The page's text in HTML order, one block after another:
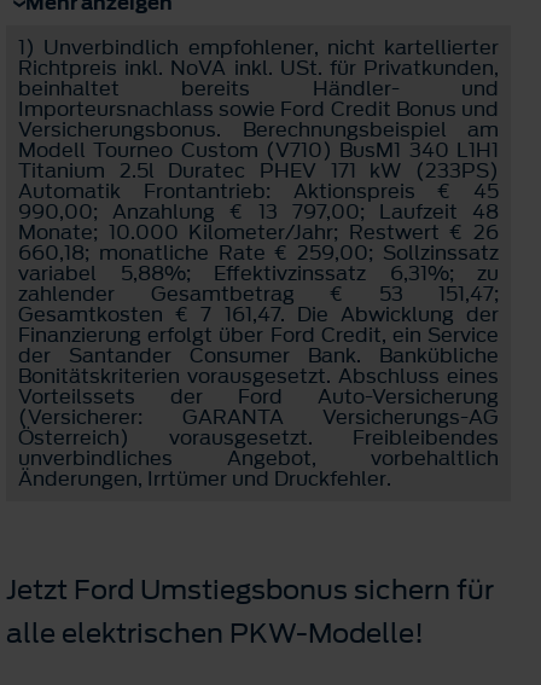
1) Unverbindlich empfohlener, nicht kartellierter
Richtpreis inkl. NoVA inkl. USt. für Privatkunden,
beinhaltet bereits Händler- und
Importeursnachlass sowie Ford Credit Bonus und
Versicherungsbonus. Berechnungsbeispiel am
Modell Tourneo Custom (V710) BusM1 340 L1H1
Titanium 2.5l Duratec PHEV 171 kW (233PS)
Automatik Frontantrieb: Aktionspreis € 45
990,00; Anzahlung € 13 797,00; Laufzeit 48
Monate; 10.000 Kilometer/Jahr; Restwert € 26
660,18; monatliche Rate € 259,00; Sollzinssatz
variabel 5,88%; Effektivzinssatz 6,31%; zu
zahlender Gesamtbetrag € 53 151,47;
Gesamtkosten € 7 161,47. Die Abwicklung der
Finanzierung erfolgt über Ford Credit, ein Service
der Santander Consumer Bank. Bankübliche
Bonitätskriterien vorausgesetzt. Abschluss eines
Vorteilssets der Ford Auto-Versicherung
(Versicherer: GARANTA Versicherungs-AG
Österreich) vorausgesetzt. Freibleibendes
unverbindliches Angebot, vorbehaltlich
Änderungen, Irrtümer und Druckfehler.
Jetzt Ford Umstiegsbonus sichern für
alle elektrischen PKW-Modelle!